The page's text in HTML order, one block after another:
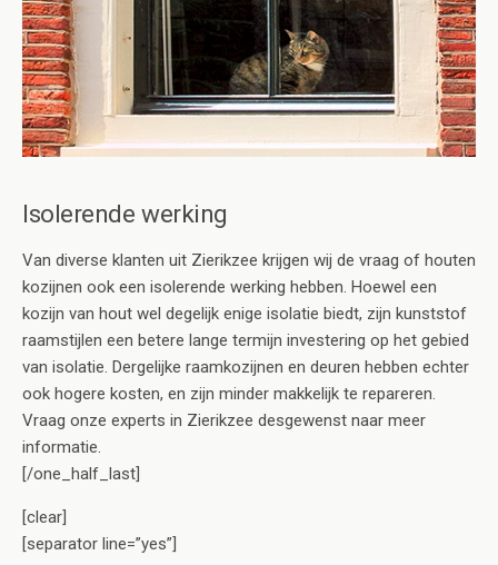
Isolerende werking
Van diverse klanten uit Zierikzee krijgen wij de vraag of houten
kozijnen ook een isolerende werking hebben. Hoewel een
kozijn van hout wel degelijk enige isolatie biedt, zijn kunststof
raamstijlen een betere lange termijn investering op het gebied
van isolatie. Dergelijke raamkozijnen en deuren hebben echter
ook hogere kosten, en zijn minder makkelijk te repareren.
Vraag onze experts in Zierikzee desgewenst naar meer
informatie.
[/one_half_last]
[clear]
[separator line=”yes”]